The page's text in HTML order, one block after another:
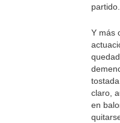
partido.
Y más
claro,
en